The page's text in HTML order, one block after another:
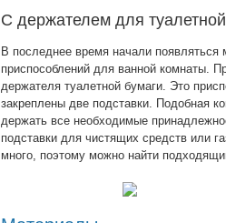
С держателем для
В последнее время начали
приспособлений для ванной комнаты.
держателя туалетной бумаги. Это
закреплены две подставки. Подобная
держать все необходимые
подставки для чистящих средств или
много, поэтому можно найти